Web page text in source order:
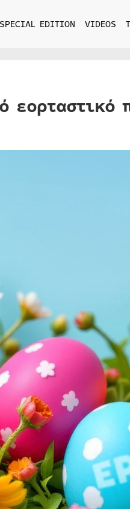
SPECIAL EDITION VIDEOS
εορταστικό